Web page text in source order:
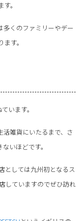
。
多くのファミリーやデー
す。
います。
雑貨にいたるまで、さ
いほどです。
としては九州初となるス
していますのでぜひ訪れ